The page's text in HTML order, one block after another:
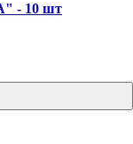
- 10 шт